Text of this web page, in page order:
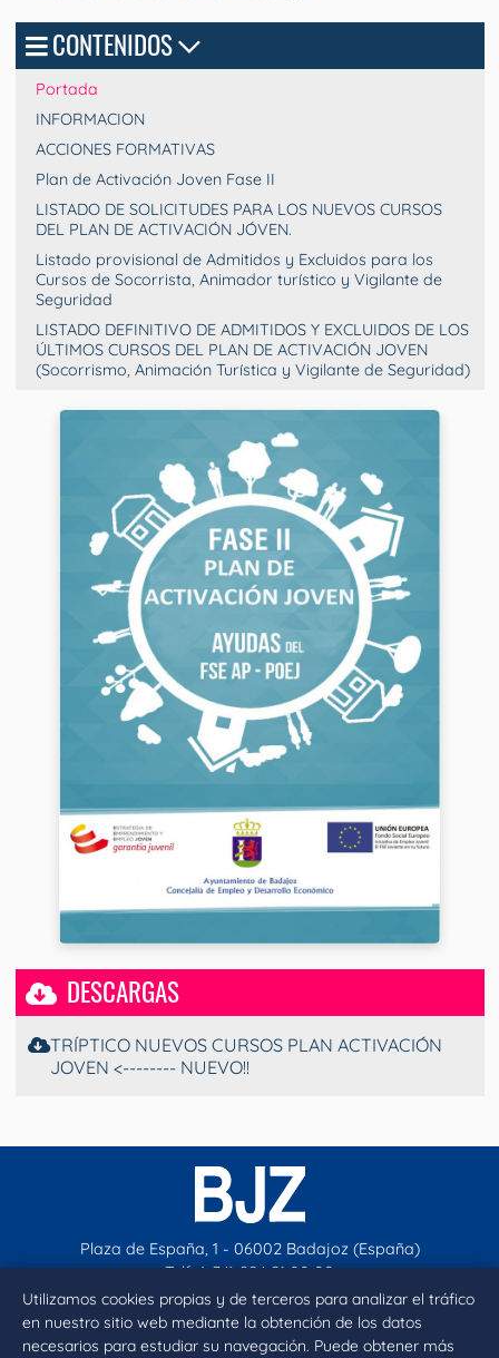
Utilizamos cookies propias y de terceros para analizar el tráfico
en nuestro sitio web mediante la obtención de los datos
necesarios para estudiar su navegación. Puede obtener más
CONTENIDOS
Portada
INFORMACION
ACCIONES FORMATIVAS
Plan de Activación Joven Fase II
LISTADO DE SOLICITUDES PARA LOS NUEVOS CURSOS
DEL PLAN DE ACTIVACIÓN JÓVEN.
Listado provisional de Admitidos y Excluidos para los
Cursos de Socorrista, Animador turístico y Vigilante de
Seguridad
LISTADO DEFINITIVO DE ADMITIDOS Y EXCLUIDOS DE LOS
ÚLTIMOS CURSOS DEL PLAN DE ACTIVACIÓN JOVEN
(Socorrismo, Animación Turística y Vigilante de Seguridad)
DESCARGAS
TRÍPTICO NUEVOS CURSOS PLAN ACTIVACIÓN
JOVEN <-------- NUEVO!!
Plaza de España, 1 - 06002 Badajoz (España)
Telf. (+34) 924 21 00 00
contacto@aytobadajoz.es